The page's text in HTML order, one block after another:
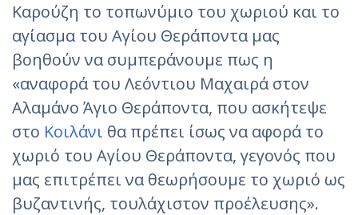
Καρούζη το τοπωνύμιο του χωριού και το
αγίασμα του Αγίου Θεράποντα μας
βοηθούν να συμπεράνουμε πως η
«αναφορά του Λεόντιου Μαχαιρά στον
Αλαμάνο Άγιο Θεράποντα, που ασκήτεψε
στο Κοιλάνι θα πρέπει ίσως να αφορά το
χωριό του Αγίου Θεράποντα, γεγονός που
μας επιτρέπει να θεωρήσουμε το χωριό ως
βυζαντινής, τουλάχιστον προέλευσης».